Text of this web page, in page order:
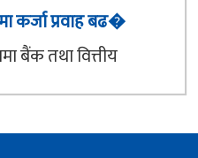
कर्जा प्रवाह बढ�
बैंक तथा वित्तीय